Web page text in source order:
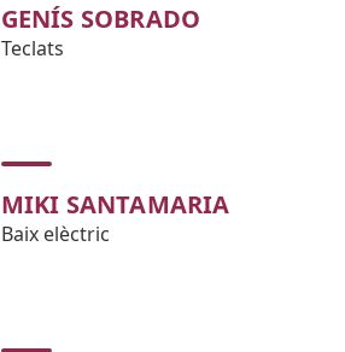
GENÍS SOBRADO
Teclats
MIKI SANTAMARIA
Baix elèctric